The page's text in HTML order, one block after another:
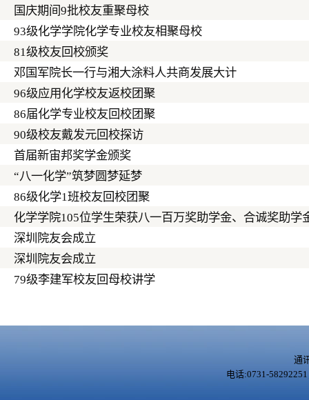
国庆期间9批校友重聚母校
93级化学学院化学专业校友相聚母校
81级校友回校颁奖
邓国军院长一行与湘大涂料人共商发展大计
96级应用化学校友返校团聚
86届化学专业校友回校团聚
90级校友戴发元回校探访
首届新宙邦奖学金颁奖
“八一化学”筑梦圆梦延梦
86级化学1班校友回校团聚
化学学院105位学生荣获八一百万奖助学金、合诚奖助学
深圳院友会成立
深圳院友会成立
79级李建军校友回母校讲学
通
电话:0731-